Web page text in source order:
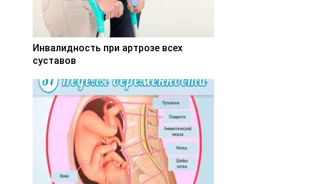
Инвалидность при артрозе всех
суставов